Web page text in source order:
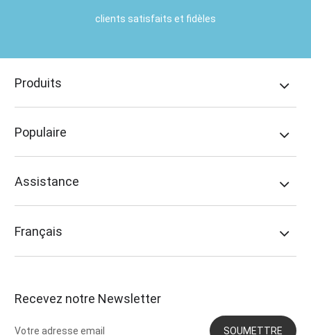
clients satisfaits et fidèles
Produits
Populaire
Assistance
Français
Recevez notre Newsletter
SOUMETTRE